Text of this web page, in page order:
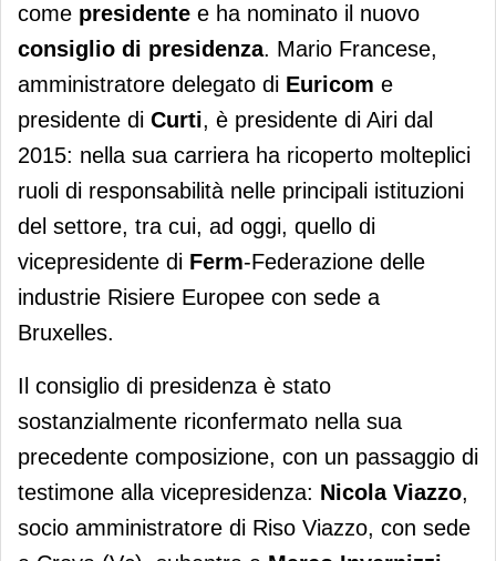
come presidente e ha nominato il nuovo
consiglio di presidenza. Mario Francese,
amministratore delegato di Euricom e
presidente di Curti, è presidente di Airi dal
2015: nella sua carriera ha ricoperto molteplici
ruoli di responsabilità nelle principali istituzioni
del settore, tra cui, ad oggi, quello di
vicepresidente di Ferm-Federazione delle
industrie Risiere Europee con sede a
Bruxelles.
Il consiglio di presidenza è stato
sostanzialmente riconfermato nella sua
precedente composizione, con un passaggio di
testimone alla vicepresidenza: Nicola Viazzo,
socio amministratore di Riso Viazzo, con sede